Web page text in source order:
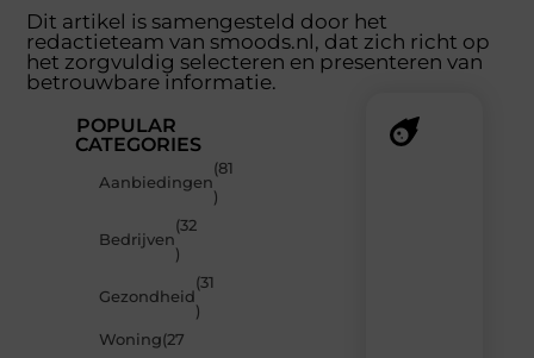
Dit artikel is samengesteld door het
redactieteam van smoods.nl, dat zich richt op
het zorgvuldig selecteren en presenteren van
betrouwbare informatie.
POPULAR
CATEGORIES
Aanbiedingen
(81
)
Bedrijven
(32
)
Gezondheid
(31
)
Woning(27